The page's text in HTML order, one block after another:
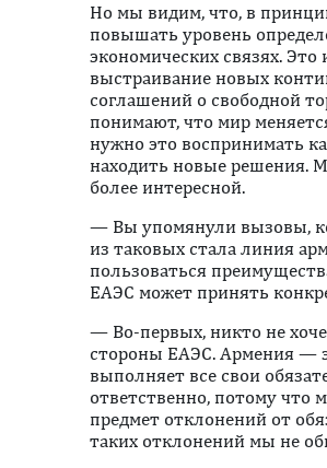
Но мы видим, что, в
повышать уровень
экономических связях.
выстраивание новых
соглашений о свободной
понимают, что мир
нужно это воспринимать
находить новые решения.
более интересной.
— Вы упомянули вызовы,
из таковых стала линия
пользоваться
ЕАЭС может принять
— Во-первых, никто не
стороны ЕАЭС. Армения —
выполняет все свои
ответственно, потому
предмет отклонений от
таких отклонений мы не